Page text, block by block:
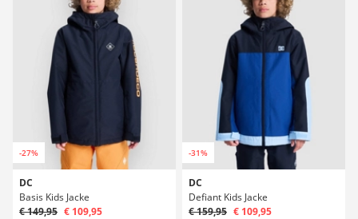
-27%
DC
Basis Kids Jacke
€ 149,95 € 109,95
-31%
DC
Defiant Kids Jacke
€ 159,95 € 109,95